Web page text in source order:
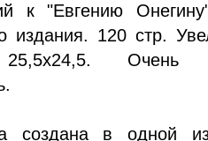
к "Евгению
издания. 120 стр.
Очень
создана в одной